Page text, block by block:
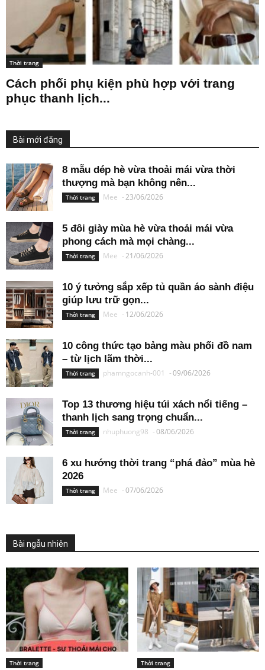
Thời trang
Cách phối phụ kiện phù hợp với trang
phục thanh lịch...
Bài mới đăng
8 mẫu dép hè vừa thoải mái vừa thời
thượng mà bạn không nên...
Thời trang Mee -23/06/2026
5 đôi giày mùa hè vừa thoải mái vừa
phong cách mà mọi chàng...
Thời trang Mee -21/06/2026
10 ý tưởng sắp xếp tủ quần áo sành điệu
giúp lưu trữ gọn...
Thời trang Mee - 12/06/2026
10 công thức tạo bảng màu phối đồ nam
– từ lịch lãm thời...
Thời trang phamngocanh-001 -09/06/2026
Top 13 thương hiệu túi xách nổi tiếng –
thanh lịch sang trọng chuẩn...
Thời trang nhuphuong98 -08/06/2026
6 xu hướng thời trang “phá đảo” mùa hè
2026
Thời trang Mee -07/06/2026
Bài ngẫu nhiên
Thời trang Thời trang